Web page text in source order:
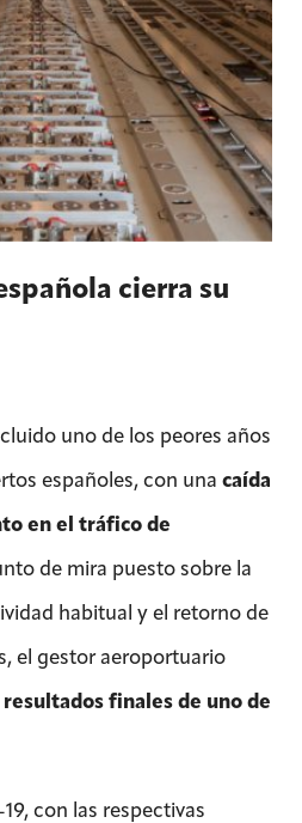
cierra su
uno de los peores años
españoles, con una caída
en el tráfico de
de mira puesto sobre la
habitual y el retorno de
el gestor aeroportuario
finales de uno de
con las respectivas